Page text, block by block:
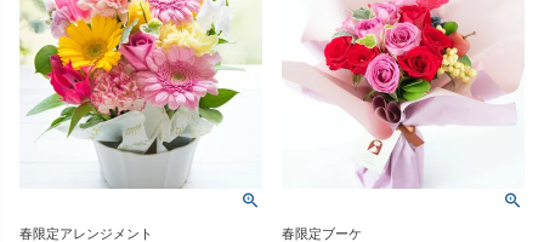
春限定アレンジメント 春限定ブーケ